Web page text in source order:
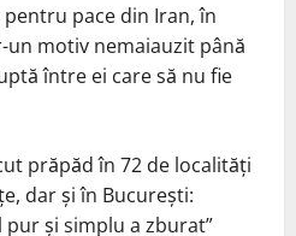
pace din Iran, în
un motiv nemaiauzit până
între ei care să nu fie
prăpăd în 72 de localități
dar și în București:
pur și simplu a zburat”